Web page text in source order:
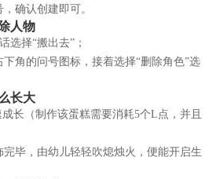
确认创建即可。
人物
选择“搬出去”；
角的问号图标，接着选择“删除角色”选
长大
长（制作该蛋糕需要消耗5个L点，并且
毕，由幼儿轻轻吹熄烛火，便能开启生